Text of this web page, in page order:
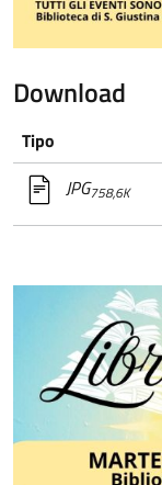
Download
Tipo
JPG758,6K